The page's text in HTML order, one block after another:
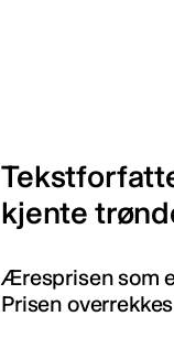
kjente
Æresprisen som
Prisen